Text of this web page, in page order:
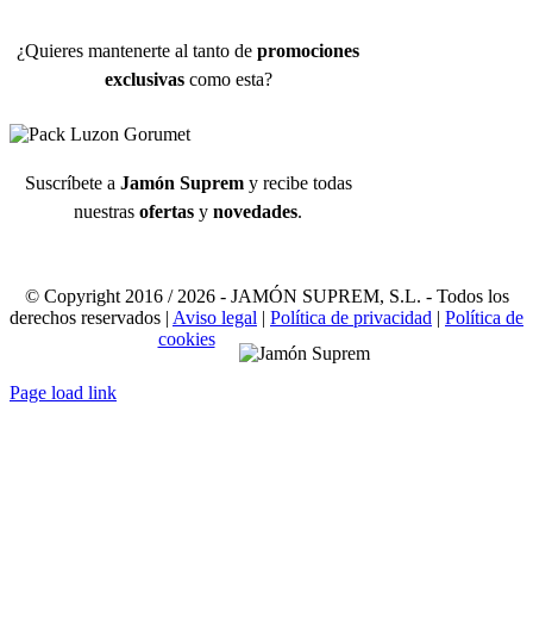
¿Quieres mantenerte al tanto de promociones
exclusivascomo esta?
Suscríbete a Jamón Supremy recibe todas
nuestras ofertas y novedades.
© Copyright 2016 / 2026 - JAMÓN SUPREM, S.L. - Todos los
derechos reservados | Aviso legal | Política de privacidad | Política de
cookies
Page load link